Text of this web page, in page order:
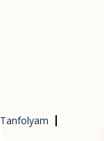
Tanfolyam